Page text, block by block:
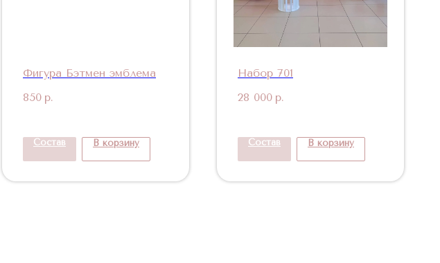
Фигура Бэтмен эмблема
850 р.
Состав В корзину
Набор 701
28 000 р.
Состав В корзину